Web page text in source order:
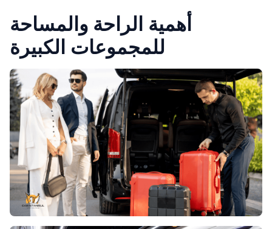
أهمية الراحة والمساحة
للمجموعات الكبيرة